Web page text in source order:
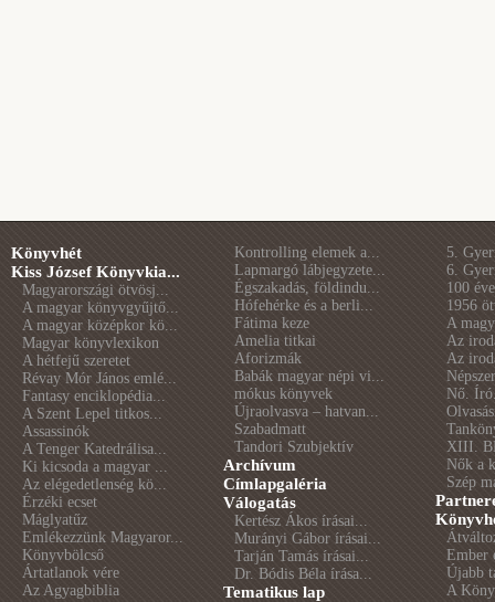
Könyvhét
Kiss József Könyvkia...
Magyarországi ötvösj...
A magyar könyvgyűjtő...
A magyar középkor kö...
Magyar könyvlexikon
A hétfejű szeretet
Révay Mór János emlé...
Fantasy enciklopédia...
A Szent Lepel titkos...
Assassinók
A Tenger Katedrálisa...
Ki kicsoda a magyar ...
Az elégedetlenség kö...
Érzéki ecset
Máglyatűz
Emlékezzünk Magyaror...
Könyvbölcső
Ártatlanok vére
Az Agyagbiblia
Kontrolling elemek a...
Lapmargó lábjegyzete...
Égszakadás, földindu...
Hófehérke és a berli...
Fátima keze
Amelia titkai
Aforizmák
Babák magyar népi vi...
mókus könyvek
Újraolvasva – hatvan...
Szabadmatt
Tandori Szubjektív
Archívum
Címlapgaléria
Válogatás
Kertész Ákos írásai...
Murányi Gábor írásai...
Tarján Tamás írásai...
Dr. Bódis Béla írása...
Tematikus lap
5.
6.
100
1956
A
Az
Az
Nő.
XIII.
Nők a
Szép
Ember
Újabb
A